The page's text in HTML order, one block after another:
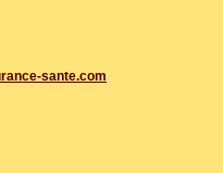
sante.com